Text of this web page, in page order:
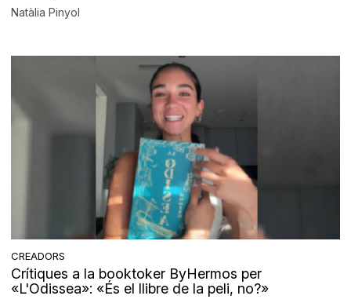
Natàlia Pinyol
CREADORS
Crítiques a la booktoker ByHermos per
«L'Odissea»: «És el llibre de la peli, no?»